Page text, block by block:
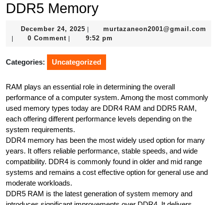
DDR5 Memory
December 24, 2025 December
24,
murtazaneon2001@gmail.com
murtazaneon2001@gmail.com
0 Comment 9:52 pm
Categories: Uncategorized
RAM plays an essential role in determining the overall
performance of a computer system. Among the most commonly
used memory types today are DDR4 RAM and DDR5 RAM,
each offering different performance levels depending on the
system requirements.
DDR4 memory has been the most widely used option for many
years. It offers reliable performance, stable speeds, and wide
compatibility. DDR4 is commonly found in older and mid range
systems and remains a cost effective option for general use and
moderate workloads.
DDR5 RAM is the latest generation of system memory and